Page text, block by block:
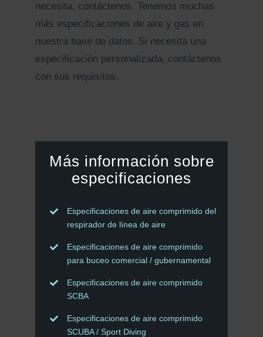
necesita, contáctenos. Tenemos muchas
más especificaciones de aire y gas en
nuestra base de datos. Si necesita una
especificación personalizada, contáctenos
con sus requisitos.
Más información sobre
especificaciones
Especificaciones de aire comprimido del
respirador de línea de aire
Especificaciones de aire comprimido
para buceo comercial / gubernamental
Especificaciones de aire comprimido
SCBA
Especificaciones de aire comprimido
SCUBA / Sport Diving